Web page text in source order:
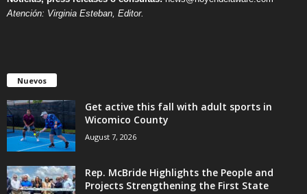
Atención: Virginia Esteban, Editor.
Nuevos
Get active this fall with adult sports in
Wicomico County
August 7, 2026
Rep. McBride Highlights the People and
Projects Strengthening the First State